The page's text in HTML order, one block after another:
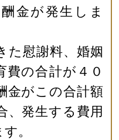
金が発生しま
た慰謝料、婚姻
費の合計が４０
金がこの合計額
、発生する費用
。